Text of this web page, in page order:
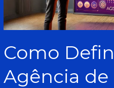
Como
Agência